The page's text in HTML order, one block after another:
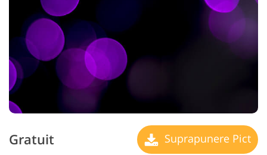
Gratuit Suprapunere Pict